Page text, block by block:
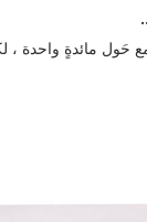
حَول مائدةٍ واحدة ،